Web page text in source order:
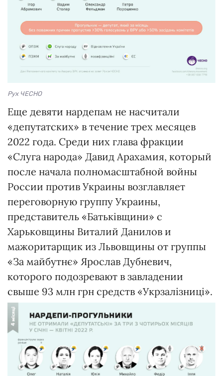
Рух ЧЕСНО
Еще девяти нардепам не насчитали
«депутатских» в течение трех месяцев
2022 года. Среди них глава фракции
«Слуга народа» Давид Арахамия, который
после начала полномасштабной войны
России против Украины возглавляет
переговорную группу Украины,
представитель «Батьківщини» с
Харьковщины Виталий Данилов и
мажоритарщик из Львовщины от группы
«За майбутнє» Ярослав Дубневич,
которого подозревают в завладении
свыше 93 млн грн средств «Укрзалізниці».